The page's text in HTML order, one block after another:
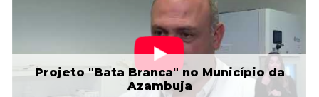
Projeto "Bata Branca" no Município da
Azambuja